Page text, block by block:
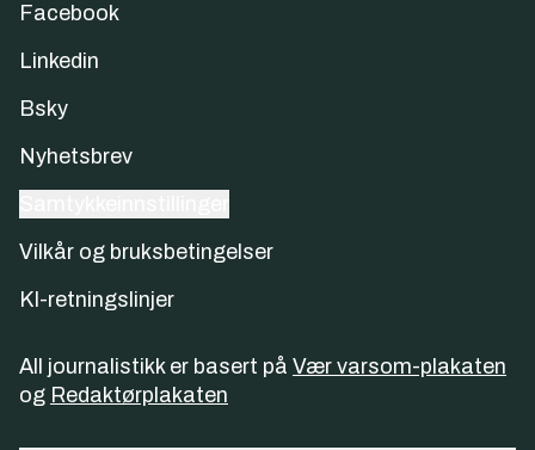
Facebook
Linkedin
Bsky
Nyhetsbrev
Vilkår og bruksbetingelser
KI-retningslinjer
All journalistikk er basert på Vær varsom-plakaten
og Redaktørplakaten